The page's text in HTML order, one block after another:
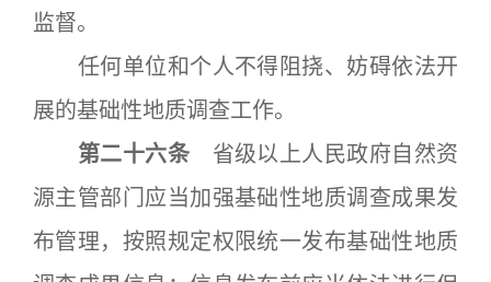
监督。
任何单位和个人不得阻挠、妨碍依法开
展的基础性地质调查工作。
第二十六条 省级以上人民政府自然资
源主管部门应当加强基础性地质调查成果发
布管理，按照规定权限统一发布基础性地质